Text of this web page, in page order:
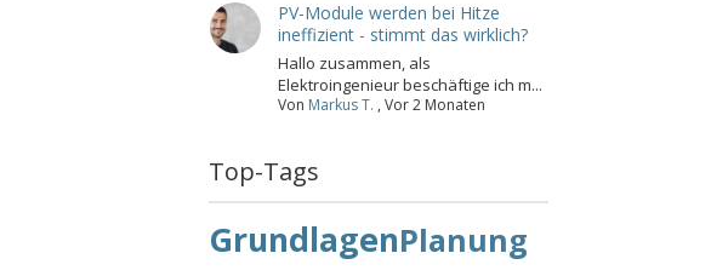
PV-Module werden bei Hitze
ineffizient - stimmt das wirklich?
Hallo zusammen, als
Elektroingenieur beschäftige ich m...
Von Markus T. , Vor 2 Monaten
Top-Tags
GrundlagenPlanung